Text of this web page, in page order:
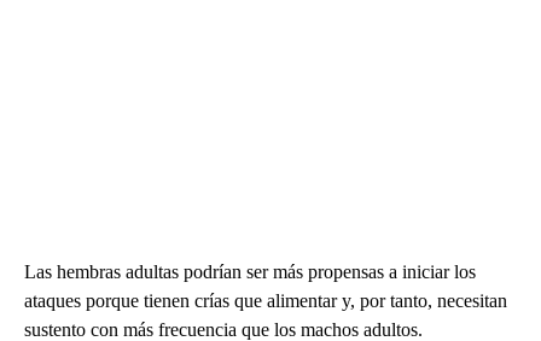
Las hembras adultas podrían ser más propensas a iniciar los
ataques porque tienen crías que alimentar y, por tanto, necesitan
sustento con más frecuencia que los machos adultos.